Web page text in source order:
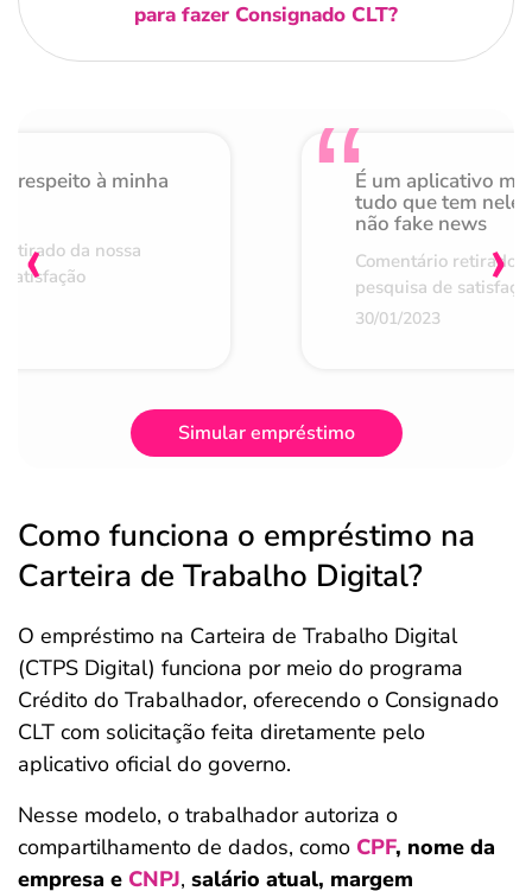
para fazer Consignado CLT?
respeito à minha
da nossa
É um aplicativo
tudo que tem nele
não fake news
Comentário retirado
pesquisa de
30/01/2023
‹ ›
Simular empréstimo
Como funciona o empréstimo na
Carteira de Trabalho Digital?
O empréstimo na Carteira de Trabalho Digital
(CTPS Digital) funciona por meio do programa
Crédito do Trabalhador, oferecendo o Consignado
CLT com solicitação feita diretamente pelo
aplicativo oficial do governo.
Nesse modelo, o trabalhador autoriza o
compartilhamento de dados, como CPF, nome da
empresa e CNPJ, salário atual, margem